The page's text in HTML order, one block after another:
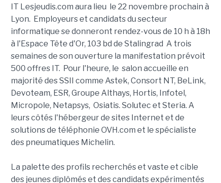
IT Lesjeudis.com aura lieu le 22 novembre prochain à
Lyon. Employeurs et candidats du secteur
informatique se donneront rendez-vous de 10 h à 18h
à l'Espace Tête d'Or, 103 bd de Stalingrad A trois
semaines de son ouverture la manifestation prévoit
500 offres IT. Pour l'heure, le salon accueille en
majorité des SSII comme Astek, Consort NT, BeLink,
Devoteam, ESR, Groupe Althays, Hortis, Infotel,
Micropole, Netapsys, Osiatis. Solutec et Steria. A
leurs côtés l'hébergeur de sites Internet et de
solutions de téléphonie OVH.com et le spécialiste
des pneumatiques Michelin.
La palette des profils recherchés et vaste et cible
des jeunes diplômés et des candidats expérimentés